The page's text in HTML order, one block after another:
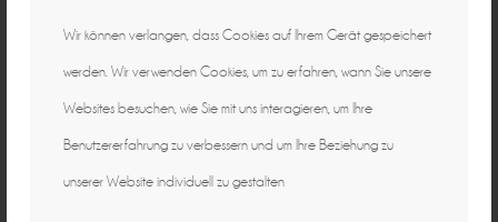
Wir können verlangen, dass Cookies auf Ihrem Gerät gespeichert
werden. Wir verwenden Cookies, um zu erfahren, wann Sie unsere
Websites besuchen, wie Sie mit uns interagieren, um Ihre
Benutzererfahrung zu verbessern und um Ihre Beziehung zu
unserer Website individuell zu gestalten